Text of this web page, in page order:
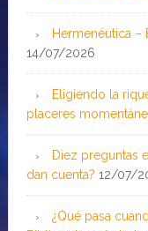
Hermenéutica –
14/07/2026
Eligiendo la
placeres
Diez preguntas
dan cuenta? 12/07/
¿Qué pasa